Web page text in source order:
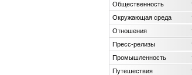
Общественность
Окружающая среда
Отношения
Пресс-релизы
Промышленность
Путешествия